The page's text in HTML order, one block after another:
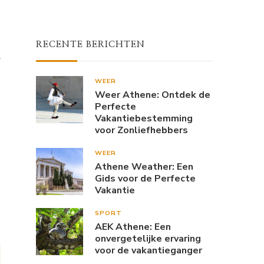
RECENTE BERICHTEN
WEER
Weer Athene: Ontdek de
Perfecte
Vakantiebestemming
voor Zonliefhebbers
WEER
Athene Weather: Een
Gids voor de Perfecte
Vakantie
SPORT
AEK Athene: Een
onvergetelijke ervaring
voor de vakantieganger